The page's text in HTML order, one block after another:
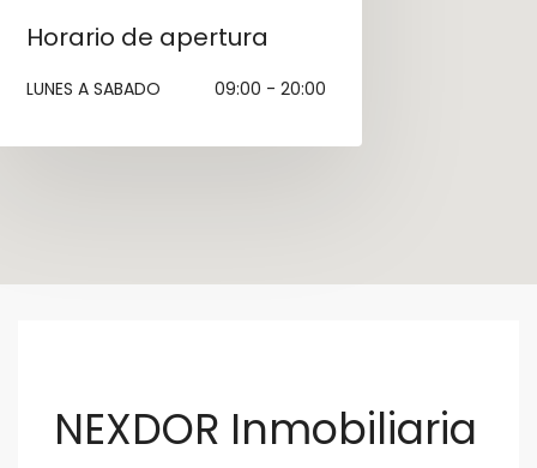
Horario de apertura
LUNES A SABADO 09:00 - 20:00
NEXDOR Inmobiliaria